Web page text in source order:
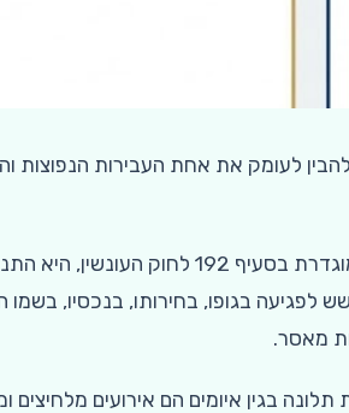
לעומק את אחת העבירות הנפוצות
עבירת האיומים, המוגדרת בסעיף 192
בגופו, בחירותו, בנכסיו, בשמו
מאסר.
בגין איומים הם אירועים מלחיצים